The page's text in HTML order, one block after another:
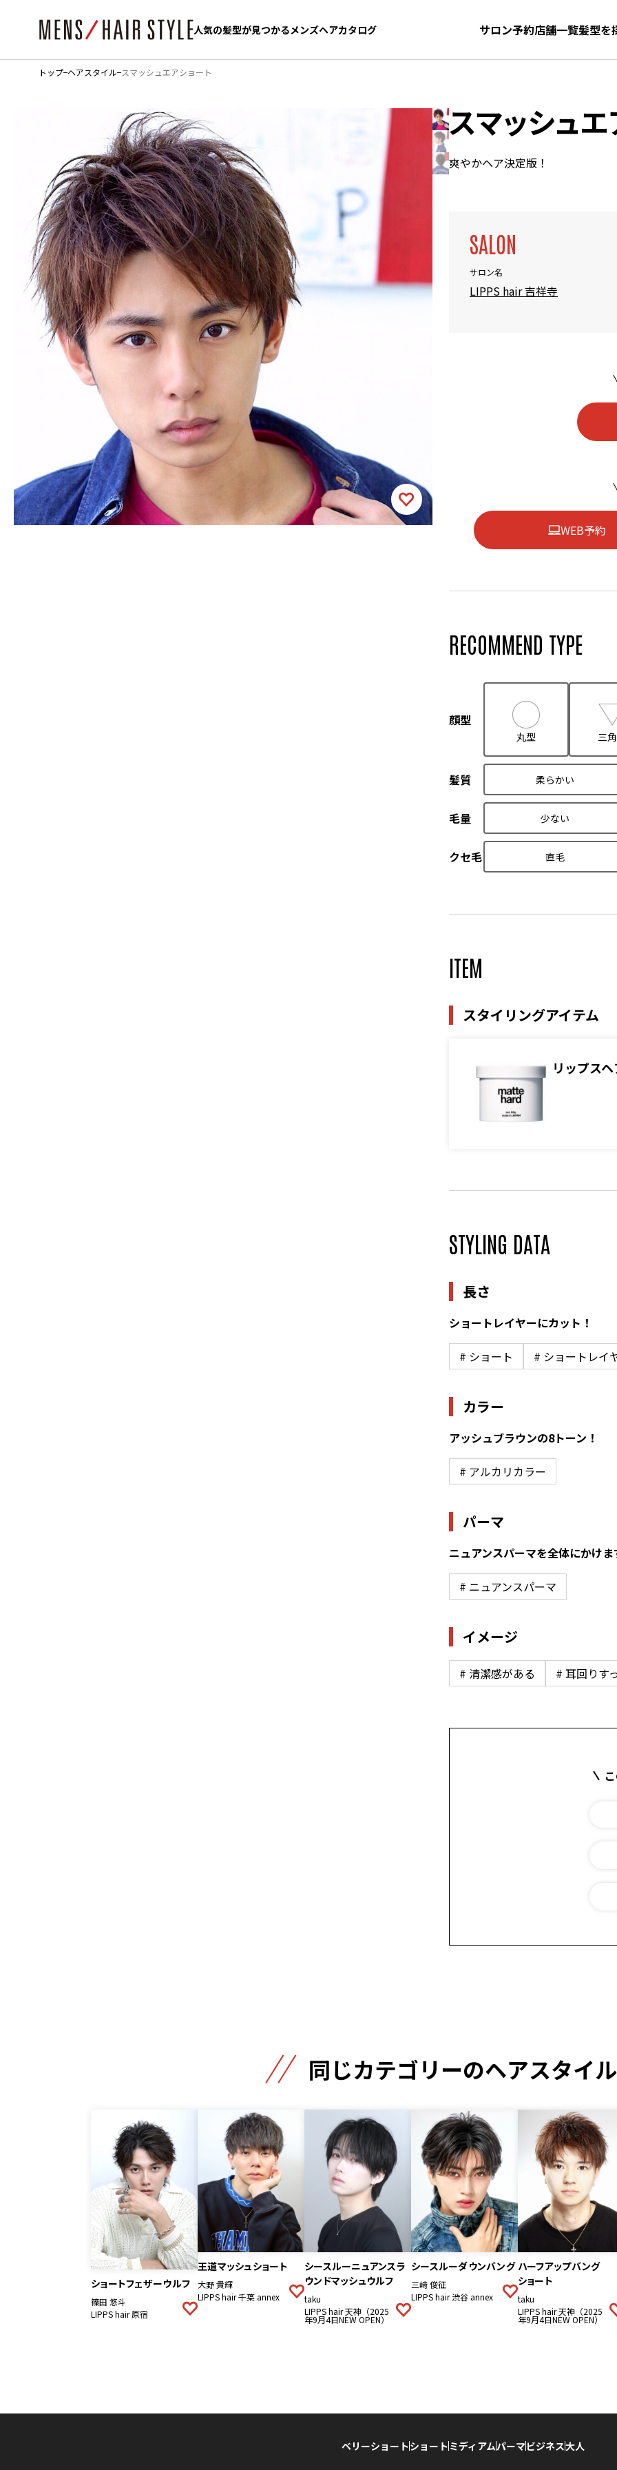
人気の髪型が見つかるメンズヘアカタログ サロン予約店舗一覧髪型を
人気の髪型が見つかるメンズヘアカタログ
トップ ヘアスタイル スマッシュエアショート
スマッシュ
爽やかヘア決定版！
SALON
サロン名
LIPPS hair 吉祥寺
WEB予約
RECOMMEND TYPE
顔型
丸型 三
髪質 柔らかい
毛量 少ない
クセ毛 直毛
ITEM
スタイリングアイテム
リップス
STYLING DATA
長さ
ショートレイヤーにカット！
# ショート # ショートレイ
カラー
アッシュブラウンの8トーン！
# アルカリカラー
パーマ
ニュアンスパーマを全体にかけま
# ニュアンスパーマ
イメージ
# 清潔感がある # 耳回りす
同じカテゴリーのヘアスタイル
ショートフェザーウルフ
篠田 悠斗
LIPPS hair 原宿
王道マッシュショート
大野 貴輝
LIPPS hair 千葉 annex
シースルーニュアンスラ
ウンドマッシュウルフ
taku
LIPPS hair 天神（2025
年9月4日NEW OPEN）
シースルーダウンバング
三﨑 俊征
LIPPS hair 渋谷 annex
ハーフアップバング
ショート
taku
LIPPS hair 天神（2025
年9月4日NEW OPEN）
ベリーショートショートミディアムパーマビジネス大人